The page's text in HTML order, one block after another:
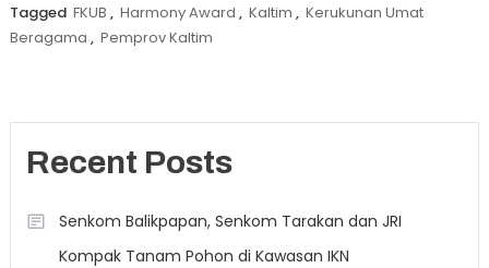
Tagged FKUB , Harmony Award , Kaltim , Kerukunan Umat
Beragama , Pemprov Kaltim
Recent Posts
Senkom Balikpapan, Senkom Tarakan dan JRI
Kompak Tanam Pohon di Kawasan IKN